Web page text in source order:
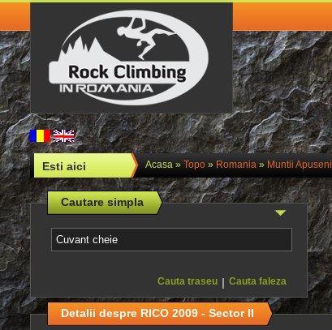
Esti aici Acasa» Topo» Romania» Muntii Apuseni
Cautare simpla
Cauta faleza
|
Cauta traseu
Detalii despre RICO 2009 - Sector II